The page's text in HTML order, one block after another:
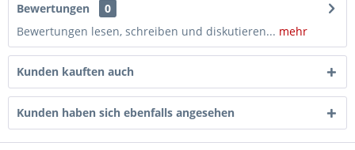
Bewertungen
0
Bewertungen lesen, schreiben und diskutieren... mehr
Kunden kauften auch
Kunden haben sich ebenfalls angesehen